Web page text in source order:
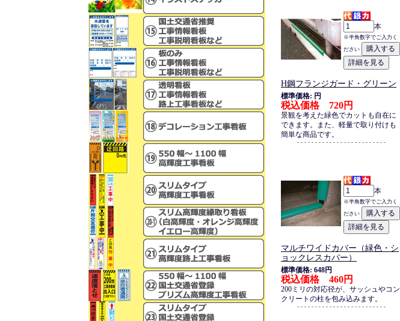
本
※半角数字でご入力く
ださい
H鋼フランジガード・グリーン
標準価格: 円
税込価格 720円
景観を考えた緑色でカットも自在に
できます。また、軽量で取り付けも
簡単な商品です。
本
※半角数字でご入力く
ださい
マルチワイドカバー（緑色・シ
ョックレスカバー）
標準価格: 648円
税込価格 460円
200ミリの対応径が、サッシュやコン
クリートの柱を包み込みます。